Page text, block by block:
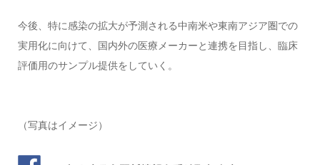
今後、特に感染の拡大が予測される中南米や東南アジア圏での
実用化に向けて、国内外の医療メーカーと連携を目指し、臨床
評価用のサンプル提供をしていく。
（写真はイメージ）